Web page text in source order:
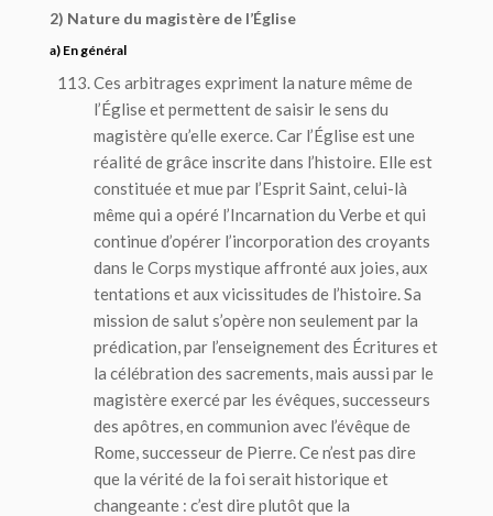
2) Nature du magistère de l’Église
a) En général
Ces arbitrages expriment la nature même de
l’Église et permettent de saisir le sens du
magistère qu’elle exerce. Car l’Église est une
réalité de grâce inscrite dans l’histoire. Elle est
constituée et mue par l’Esprit Saint, celui-là
même qui a opéré l’Incarnation du Verbe et qui
continue d’opérer l’incorporation des croyants
dans le Corps mystique affronté aux joies, aux
tentations et aux vicissitudes de l’histoire. Sa
mission de salut s’opère non seulement par la
prédication, par l’enseignement des Écritures et
la célébration des sacrements, mais aussi par le
magistère exercé par les évêques, successeurs
des apôtres, en communion avec l’évêque de
Rome, successeur de Pierre. Ce n’est pas dire
que la vérité de la foi serait historique et
changeante : c’est dire plutôt que la